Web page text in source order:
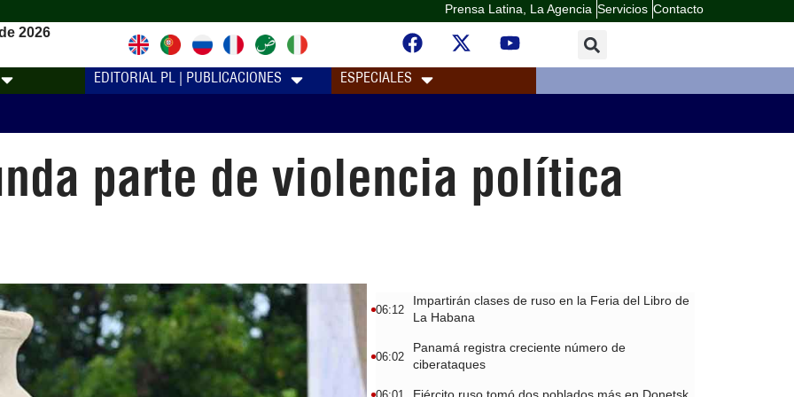
Prensa Latina, La Agencia Servicios Contacto
2026
EDITORIAL PL | PUBLICACIONES ESPECIALES
parte de violencia política
06:12
Impartirán clases de ruso en la Feria del Libro de
La Habana
06:02
Panamá registra creciente número de
ciberataques